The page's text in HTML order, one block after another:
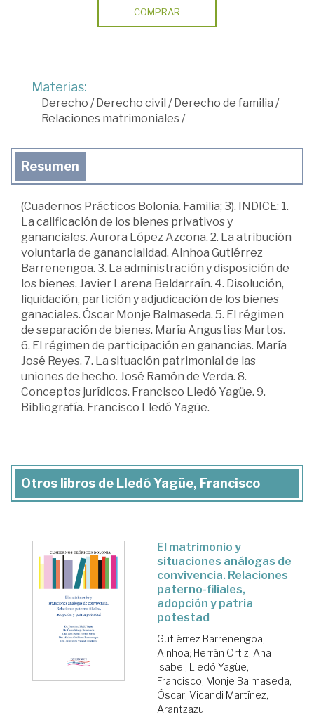
COMPRAR
Materias:
Derecho /Derecho civil /Derecho de familia /
Relaciones matrimoniales/
Resumen
(Cuadernos Prácticos Bolonia. Familia; 3). INDICE: 1.
La calificación de los bienes privativos y
gananciales. Aurora López Azcona. 2. La atribución
voluntaria de ganancialidad. Ainhoa Gutiérrez
Barrenengoa. 3. La administración y disposición de
los bienes. Javier Larena Beldarraín. 4. Disolución,
liquidación, partición y adjudicación de los bienes
ganaciales. Óscar Monje Balmaseda. 5. El régimen
de separación de bienes. María Angustias Martos.
6. El régimen de participación en ganancias. María
José Reyes. 7. La situación patrimonial de las
uniones de hecho. José Ramón de Verda. 8.
Conceptos jurídicos. Francisco Lledó Yagüe. 9.
Bibliografía. Francisco Lledó Yagüe.
Otros libros de Lledó Yagüe, Francisco
El matrimonio y
situaciones análogas de
convivencia. Relaciones
paterno-filiales,
adopción y patria
potestad
Gutiérrez Barrenengoa,
Ainhoa; Herrán Ortiz, Ana
Isabel; Lledó Yagüe,
Francisco; Monje Balmaseda,
Óscar; Vicandi Martínez,
Arantzazu